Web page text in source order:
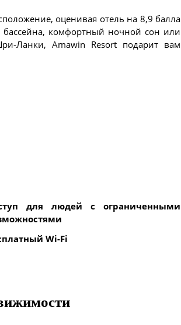
оценивая отель на 8,9 балла
комфортный ночной сон или
Ланки, Amawin Resort подарит вам
для людей с ограниченными
Wi-Fi